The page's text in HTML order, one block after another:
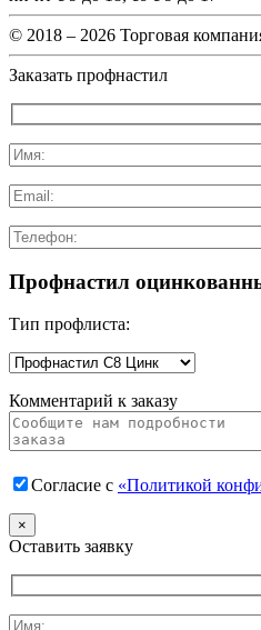
© 2018 – 2026 Торговая
Заказать профнастил
Профнастил
Тип профлиста:
Комментарий к заказу
Согласие с «Политикой
×
Оставить заявку